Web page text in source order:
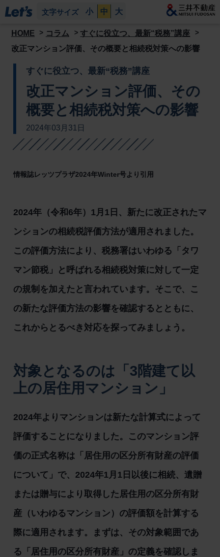
文字サイズ 小 中 大
HOME コラム
すぐに役立つ、最新“税務”講座
改正マンション評価、その概要と相続税対策への影響
すぐに役立つ、最新“税務”講座
改正マンション評価、その
概要と相続税対策への影響
2024年03月31日
情報誌レッツプラザ2024年Winter号より引用
2024年（令和6年）1月1日、新たに改正されたマ
ンションの相続税評価方法が適用されました。
この評価方法により、税務署はいわゆる「タワ
マン節税」と呼ばれる相続税対策に対して一定
の規制を加えたと言われています。そこで、こ
の新たな評価方法の影響を確認するとともに、
これからとるべき対応を探ってみましょう。
対象となるのは「3階建て以
上の居住用マンション」
2024年よりマンションは新たな計算式によって
評価することになりました。このマンション評
価の正式名称は「居住用の区分所有財産の評価
について」で、2024年1月1日以後に相続、遺贈
または贈与により取得した居住用の区分所有財
産（いわゆるマンション）の評価額を計算する
際に適用されます。まずは、その対象範囲であ
る「居住用の区分所有財産」の定義を確認しま